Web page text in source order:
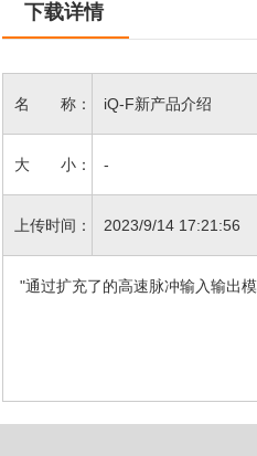
下载详情
名 称： iQ-F新产品介绍
大 小： -
上传时间： 2023/9/14 17:21:56
"通过扩充了的高速脉冲输入输出